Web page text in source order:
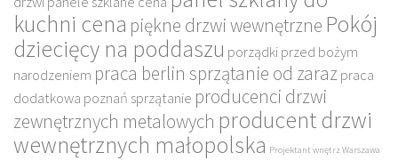
kuchni cena piękne drzwi wewnętrzne Pokój
dziecięcy na poddaszu porządki przed bożym
narodzeniem praca berlin sprzątanie od zarazpraca
dodatkowa poznań sprzątanie producenci drzwi
zewnętrznych metalowych producent drzwi
wewnętrznych małopolska Projektant wnętrz Warszawa